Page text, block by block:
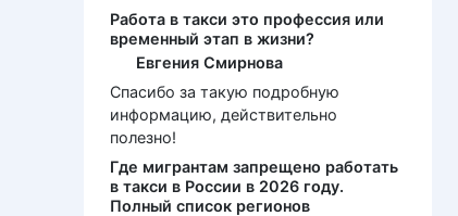
Работа в такси это профессия или
временный этап в жизни?
Евгения Смирнова
Спасибо за такую подробную
информацию, действительно
полезно!
Где мигрантам запрещено работать
в такси в России в 2026 году.
Полный список регионов